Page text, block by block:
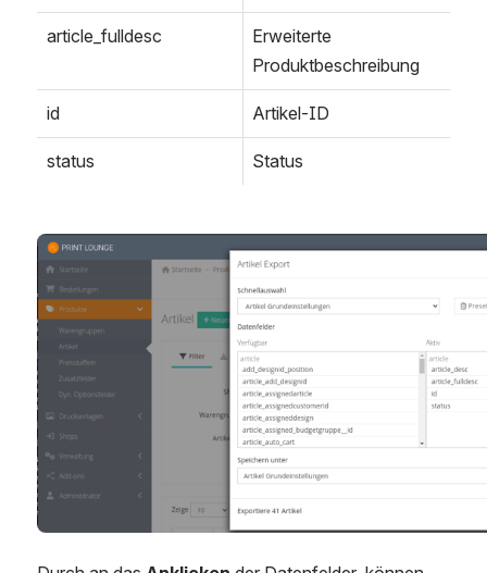
article_fulldesc
Erweiterte
Produktbeschreibung
id Artikel-ID
status Status
öffnen